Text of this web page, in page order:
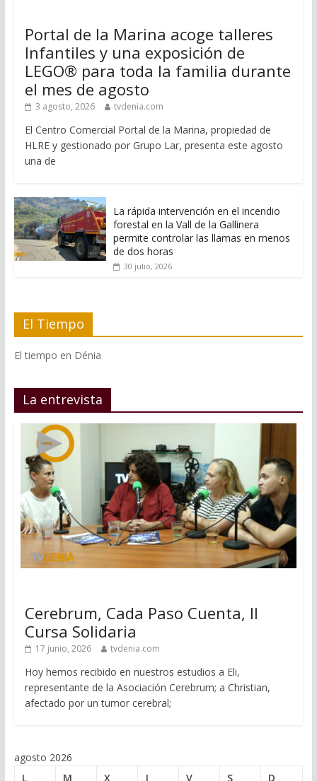
Portal de la Marina acoge talleres
Infantiles y una exposición de
LEGO® para toda la familia durante
el mes de agosto
3 agosto, 2026 tvdenia.com
El Centro Comercial Portal de la Marina, propiedad de
HLRE y gestionado por Grupo Lar, presenta este agosto
una de
La rápida intervención en el incendio
forestal en la Vall de la Gallinera
permite controlar las llamas en menos
de dos horas
30 julio, 2026
El Tiempo
El tiempo en Dénia
La entrevista
Cerebrum, Cada Paso Cuenta, II
Cursa Solidaria
17 junio, 2026 tvdenia.com
Hoy hemos recibido en nuestros estudios a Eli,
representante de la Asociación Cerebrum; a Christian,
afectado por un tumor cerebral;
agosto 2026
L
M X J V S
D